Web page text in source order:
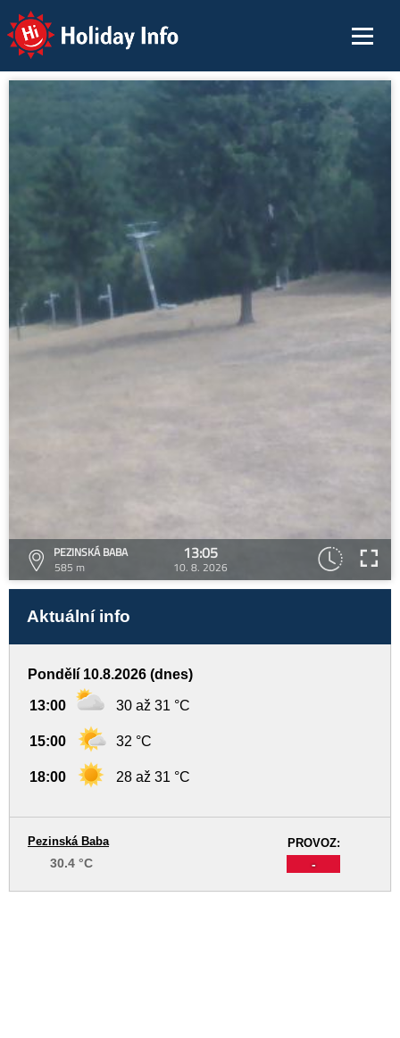
Holiday Info
PEZINSKÁ BABA
585 m
13:05
10. 8. 2026
Aktuální info
Pondělí 10.8.2026 (dnes)
13:00 30 až 31 °C
15:00 32 °C
18:00 28 až 31 °C
PROVOZ:
-
Pezinská Baba
30.4 °C